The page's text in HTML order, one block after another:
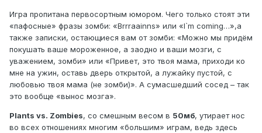
Игра пропитана первосортным юмором. Чего только стоят эти
«пафосные» фразы зомби: «Brrraainns» или «I`m coming…»,а
также записки, остающиеся вам от зомби: «Можно мы придём
покушать ваше мороженное, а заодно и ваши мозги, с
уважением, зомби» или «Привет, это твоя мама, приходи ко
мне на ужин, оставь дверь открытой, а лужайку пустой, с
любовью твоя мама (не зомби)». А сумасшедший сосед – так
это вообще «вынос мозга».
Plants vs. Zombies, со смешным весом в 50мб, утирает нос
во всех отношениях многим «большим» играм, ведь здесь